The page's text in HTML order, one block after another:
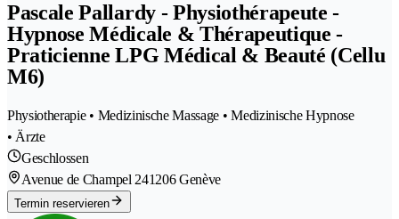
Pascale Pallardy - Physiothérapeute -
Hypnose Médicale & Thérapeutique -
Praticienne LPG Médical & Beauté (Cellu
M6)
Physiotherapie • Medizinische Massage • Medizinische Hypnose
• Ärzte
Geschlossen
Avenue de Champel 241206 Genève
Termin reservieren